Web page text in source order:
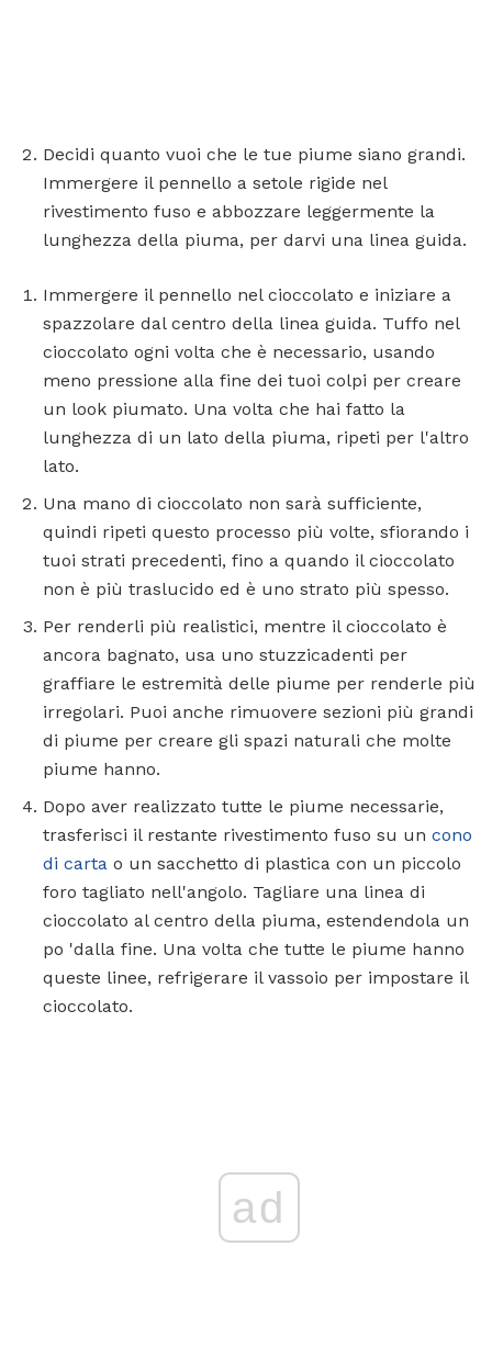
Decidi quanto vuoi che le tue piume siano grandi.
Immergere il pennello a setole rigide nel
rivestimento fuso e abbozzare leggermente la
lunghezza della piuma, per darvi una linea guida.
Immergere il pennello nel cioccolato e iniziare a
spazzolare dal centro della linea guida. Tuffo nel
cioccolato ogni volta che è necessario, usando
meno pressione alla fine dei tuoi colpi per creare
un look piumato. Una volta che hai fatto la
lunghezza di un lato della piuma, ripeti per l'altro
lato.
Una mano di cioccolato non sarà sufficiente,
quindi ripeti questo processo più volte, sfiorando i
tuoi strati precedenti, fino a quando il cioccolato
non è più traslucido ed è uno strato più spesso.
Per renderli più realistici, mentre il cioccolato è
ancora bagnato, usa uno stuzzicadenti per
graffiare le estremità delle piume per renderle più
irregolari. Puoi anche rimuovere sezioni più grandi
di piume per creare gli spazi naturali che molte
piume hanno.
Dopo aver realizzato tutte le piume necessarie,
trasferisci il restante rivestimento fuso su un cono
di carta o un sacchetto di plastica con un piccolo
foro tagliato nell'angolo. Tagliare una linea di
cioccolato al centro della piuma, estendendola un
po 'dalla fine. Una volta che tutte le piume hanno
queste linee, refrigerare il vassoio per impostare il
cioccolato.
ad